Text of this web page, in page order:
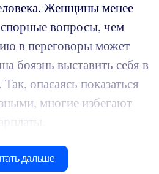
Женщины менее
вопросы, чем
в переговоры может
боязнь выставить себя в
опасаясь показаться
многие избегают
дальше